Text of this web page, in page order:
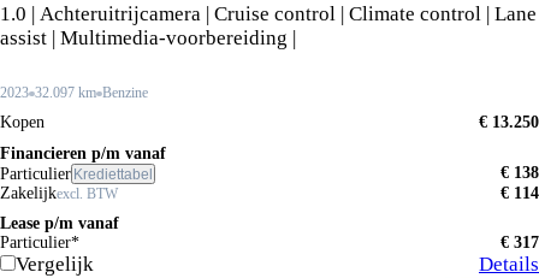
1.0 | Achteruitrijcamera | Cruise control | Climate control | Lane
assist | Multimedia-voorbereiding |
2023 32.097 km Benzine
Kopen
€ 13.250
Financieren p/m vanaf
Particulier Krediettabel
€ 138
Zakelijkexcl. BTW
€ 114
Lease p/m vanaf
Particulier*
€ 317
Vergelijk Details